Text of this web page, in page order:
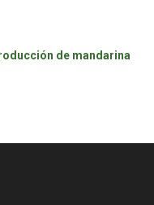
de mandarina